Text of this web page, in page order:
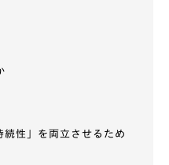
性」を両立させるため